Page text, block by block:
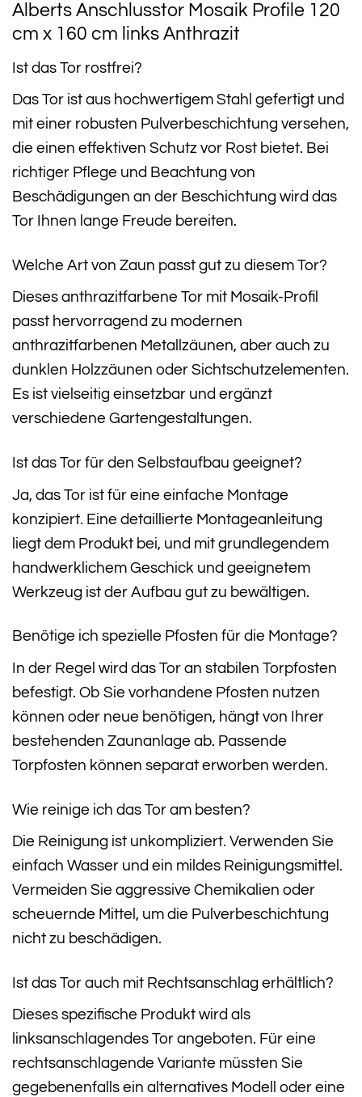
Alberts Anschlusstor Mosaik Profile 120
cm x 160 cm links Anthrazit
Ist das Tor rostfrei?
Das Tor ist aus hochwertigem Stahl gefertigt und
mit einer robusten Pulverbeschichtung versehen,
die einen effektiven Schutz vor Rost bietet. Bei
richtiger Pflege und Beachtung von
Beschädigungen an der Beschichtung wird das
Tor Ihnen lange Freude bereiten.
Welche Art von Zaun passt gut zu diesem Tor?
Dieses anthrazitfarbene Tor mit Mosaik-Profil
passt hervorragend zu modernen
anthrazitfarbenen Metallzäunen, aber auch zu
dunklen Holzzäunen oder Sichtschutzelementen.
Es ist vielseitig einsetzbar und ergänzt
verschiedene Gartengestaltungen.
Ist das Tor für den Selbstaufbau geeignet?
Ja, das Tor ist für eine einfache Montage
konzipiert. Eine detaillierte Montageanleitung
liegt dem Produkt bei, und mit grundlegendem
handwerklichem Geschick und geeignetem
Werkzeug ist der Aufbau gut zu bewältigen.
Benötige ich spezielle Pfosten für die Montage?
In der Regel wird das Tor an stabilen Torpfosten
befestigt. Ob Sie vorhandene Pfosten nutzen
können oder neue benötigen, hängt von Ihrer
bestehenden Zaunanlage ab. Passende
Torpfosten können separat erworben werden.
Wie reinige ich das Tor am besten?
Die Reinigung ist unkompliziert. Verwenden Sie
einfach Wasser und ein mildes Reinigungsmittel.
Vermeiden Sie aggressive Chemikalien oder
scheuernde Mittel, um die Pulverbeschichtung
nicht zu beschädigen.
Ist das Tor auch mit Rechtsanschlag erhältlich?
Dieses spezifische Produkt wird als
linksanschlagendes Tor angeboten. Für eine
rechtsanschlagende Variante müssten Sie
gegebenenfalls ein alternatives Modell oder eine